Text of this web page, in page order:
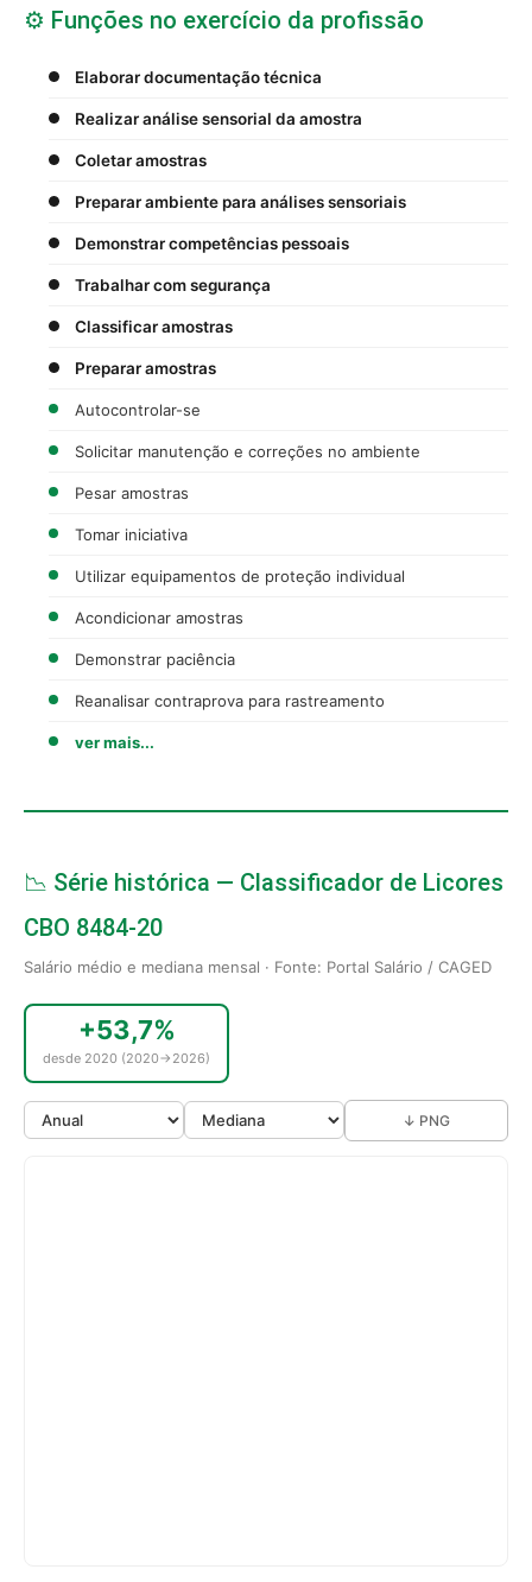
⚙️ Funções no exercício da profissão
Elaborar documentação técnica
Realizar análise sensorial da amostra
Coletar amostras
Preparar ambiente para análises sensoriais
Demonstrar competências pessoais
Trabalhar com segurança
Classificar amostras
Preparar amostras
Autocontrolar-se
Solicitar manutenção e correções no ambiente
Pesar amostras
Tomar iniciativa
Utilizar equipamentos de proteção individual
Acondicionar amostras
Demonstrar paciência
Reanalisar contraprova para rastreamento
ver mais...
📉 Série histórica — Classificador de Licores
CBO 8484-20
Salário médio e mediana mensal · Fonte: Portal Salário / CAGED
+53,7%
desde 2020 (2020→2026)
↓ PNG